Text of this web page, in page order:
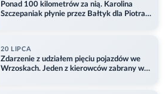
Ponad 100 kilometrów za nią. Karolina
Szczepaniak płynie przez Bałtyk dla Piotra.
20 LIPCA
Zdarzenie z udziałem pięciu pojazdów we
Wrzoskach. Jeden z kierowców zabrany w